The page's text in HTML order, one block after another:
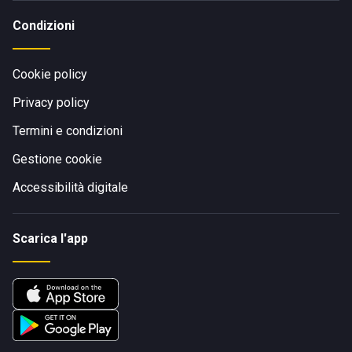
Condizioni
Cookie policy
Privacy policy
Termini e condizioni
Gestione cookie
Accessibilità digitale
Scarica l'app